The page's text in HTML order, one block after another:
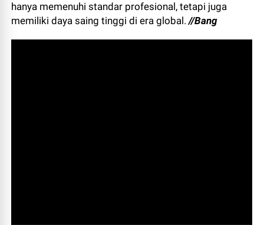
hanya memenuhi standar profesional, tetapi juga
memiliki daya saing tinggi di era global.//Bang